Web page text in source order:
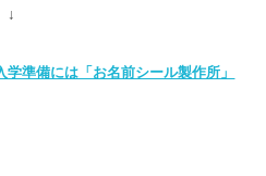
↓
準備には「お名前シール製作所」